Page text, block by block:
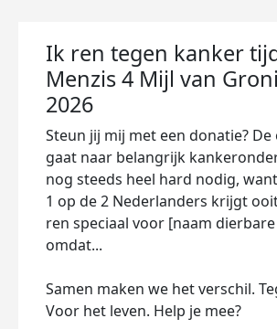
Ik ren tegen kanker
Menzis 4 Mijl van
2026
Steun jij mij met een donatie?
gaat naar belangrijk
nog steeds heel hard nodig,
1 op de 2 Nederlanders krijgt
ren speciaal voor [naam
omdat...
Samen maken we het verschil.
Voor het leven. Help je mee?